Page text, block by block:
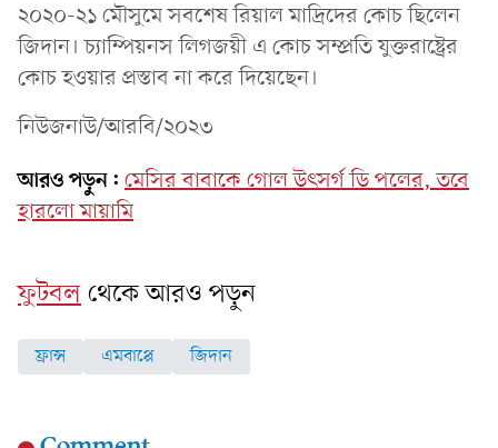
২০২০-২১ মৌসুমে সবশেষ রিয়াল মাদ্রিদের কোচ ছিলেন
জিদান। চ্যাম্পিয়নস লিগজয়ী এ কোচ সম্প্রতি যুক্তরাষ্ট্রের
কোচ হওয়ার প্রস্তাব না করে দিয়েছেন।
নিউজনাউ/আরবি/২০২৩
আরও পড়ুন: মেসির বাবাকে গোল উৎসর্গ ডি পলের, তবে
হারলো মায়ামি
ফুটবলথেকে আরও পড়ুন
ফ্রান্স এমবাপ্পে জিদান